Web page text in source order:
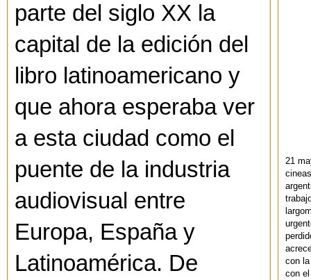
parte del siglo XX la
capital de la edición del
libro latinoamericano y
que ahora esperaba ver
a esta ciudad como el
puente de la industria
audiovisual entre
Europa, España y
Latinoamérica. De
21
con
con